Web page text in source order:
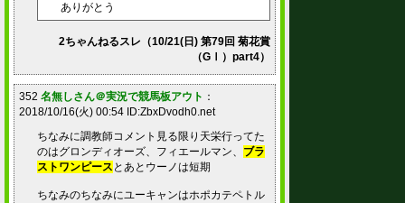
ありがとう
2ちゃんねるスレ（10/21(日) 第79回 菊花賞
（GⅠ）part4）
352 名無しさん＠実況で競馬板アウト ：
2018/10/16(火) 00:54 ID:ZbxDvodh0.net
ちなみに調教師コメント見る限り天栄行ってた
のはグロンディオーズ、フィエールマン、 ブラ
ストワンピース とあとウーノは短期
ちなみのちなみにユーキャンはホポカテペトル